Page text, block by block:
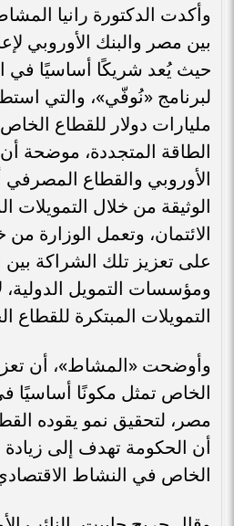
وأكدت الدكتورة رانيا
بين مصر والبنك الأوروبي
حيث يُعد شريكًا أساسيًا في
مليارات دولار للقطاع
الطاقة المتجددة، موضحة أن
الأوروبي والقطاع
الوثيقة من خلال
الائتمان، وتعمل الوزارة
على تعزيز تلك الشراكة
ومؤسسات التمويل الدولية،
التمويلات المبتكرة
وأوضحت «المشاط»، أن
الخاص تمثل مكونًا أساسيًا
مصر، لتحقيق نمو يقوده
أن الحكومة تهدف إلى
الخاص في النشاط